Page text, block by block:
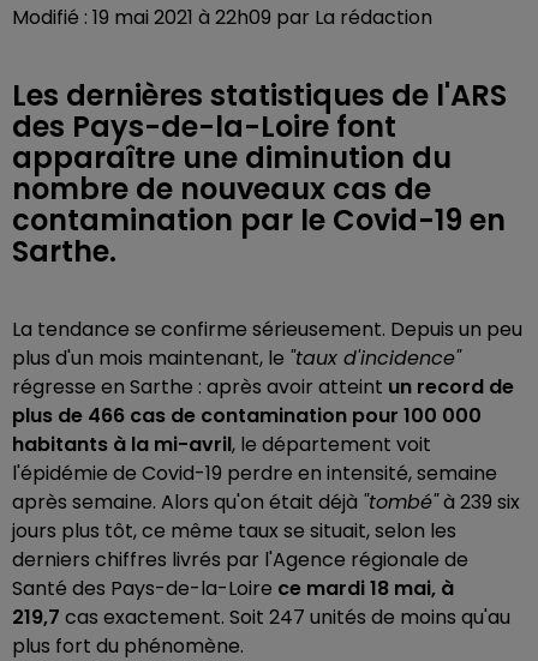
Modifié : 19 mai 2021 à 22h09 par La rédaction
Les dernières statistiques de l'ARS
des Pays-de-la-Loire font
apparaître une diminution du
nombre de nouveaux cas de
contamination par le Covid-19 en
Sarthe.
La tendance se confirme sérieusement. Depuis un peu
plus d'un mois maintenant, le "taux d'incidence"
régresse en Sarthe : après avoir atteint un record de
plus de 466 cas de contamination pour 100 000
habitants à la mi-avril, le département voit
l'épidémie de Covid-19 perdre en intensité, semaine
après semaine. Alors qu'on était déjà "tombé"à 239 six
jours plus tôt, ce même taux se situait, selon les
derniers chiffres livrés par l'Agence régionale de
Santé des Pays-de-la-Loire ce mardi 18 mai, à
219,7 cas exactement. Soit 247 unités de moins qu'au
plus fort du phénomène.